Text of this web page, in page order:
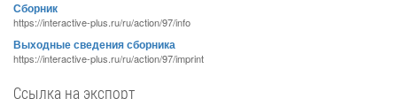
Сборник
https://interactive-plus.ru/ru/action/97/info
Выходные сведения сборника
https://interactive-plus.ru/ru/action/97/imprint
Ссылка на экспорт